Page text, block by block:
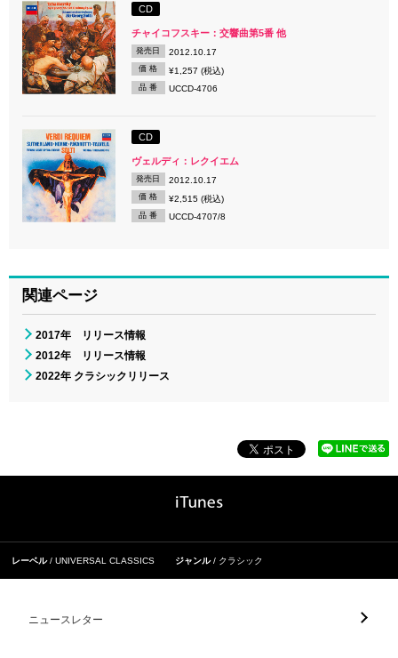
CD
チャイコフスキー：交響曲第5番 他
発売日 2012.10.17
価 格 ¥1,257 (税込)
品 番 UCCD-4706
CD
ヴェルディ：レクイエム
発売日 2012.10.17
価 格 ¥2,515 (税込)
品 番 UCCD-4707/8
関連ページ
2017年 リリース情報
2012年 リリース情報
2022年 クラシックリリース
レーベル UNIVERSAL CLASSICS ジャンル クラシック
ニュースレター